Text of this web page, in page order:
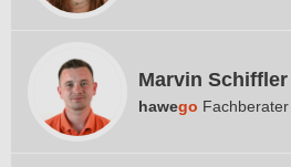
Marvin Schiffler
hawego Fachberater